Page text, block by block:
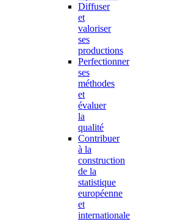
Diffuser
et
valoriser
ses
productions
Perfectionner
ses
méthodes
et
évaluer
la
qualité
Contribuer
à la
construction
de la
statistique
européenne
et
internationale